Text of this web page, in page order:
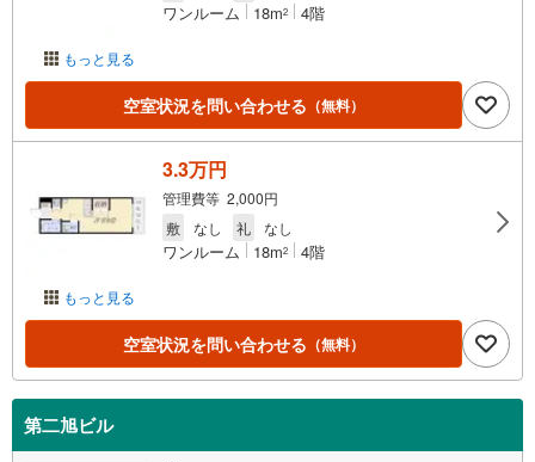
もっと見る
ワンルーム 18m2 4階
空室状況を問い合わせる （無料）
もっと見る
3.3万円
管理費等 2,000円
敷
なし 礼 なし
ワンルーム 18m2 4階
空室状況を問い合わせる （無料）
第二旭ビル